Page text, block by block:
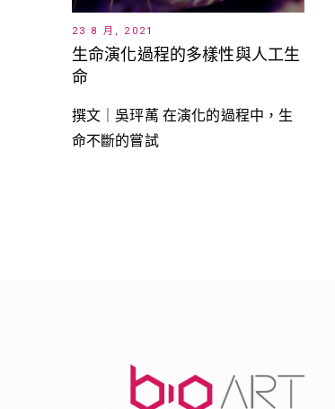
23 8 月, 2021
生命演化過程的多樣性與人工生
命
撰文｜吳玶萭 在演化的過程中，生
命不斷的嘗試